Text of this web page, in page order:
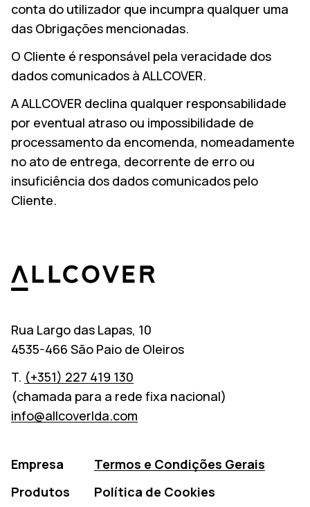
conta do utilizador que incumpra qualquer uma
das Obrigações mencionadas.
O Cliente é responsável pela veracidade dos
dados comunicados à ALLCOVER.
A ALLCOVER declina qualquer responsabilidade
por eventual atraso ou impossibilidade de
processamento da encomenda, nomeadamente
no ato de entrega, decorrente de erro ou
insuficiência dos dados comunicados pelo
Cliente.
Rua Largo das Lapas, 10
4535-466 São Paio de Oleiros
T. (+351) 227 419 130
(chamada para a rede fixa nacional)
info@allcoverlda.com
Empresa
Produtos
Termos e Condições Gerais
Política de Cookies